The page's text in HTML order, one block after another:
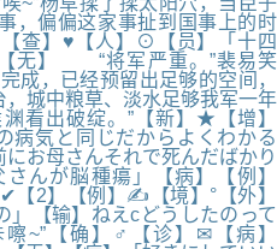
，偏偏这家事扯到国事上的时
查】♥【人】⊙【员】「十四
【无】 “将军严重。”裴易笑
成，已经预留出足够的空间，
城中粮草、淡水足够我军一年
看出破绽。”【新】★【增】
気と同じだからよくわかる
お母さんそれで死んだばかり
んが脳種瘍」【病】【例】
【2】【例】✍【境】°【外】
」【输】ねえcどうしたのって
【确】♂【诊】✉【病】